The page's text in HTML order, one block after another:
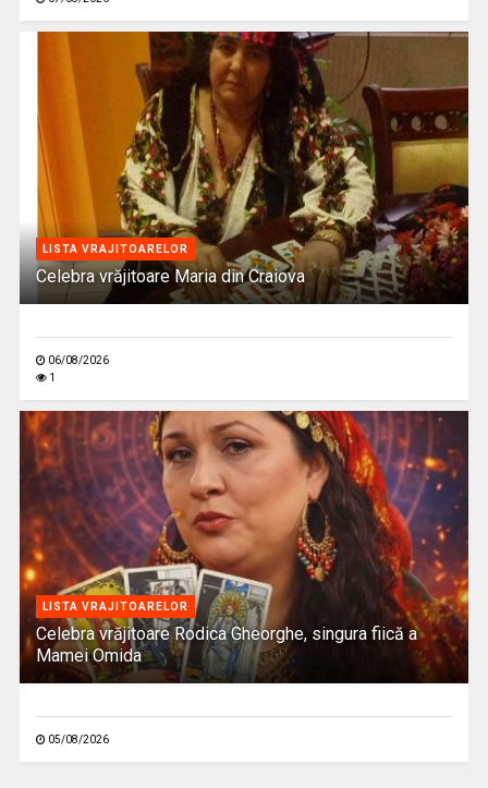
LISTA VRAJITOARELOR
Celebra vrăjitoare Maria din Craiova
06/08/2026
1
LISTA VRAJITOARELOR
Celebra vrăjitoare Rodica Gheorghe, singura fiică a
Mamei Omida
05/08/2026